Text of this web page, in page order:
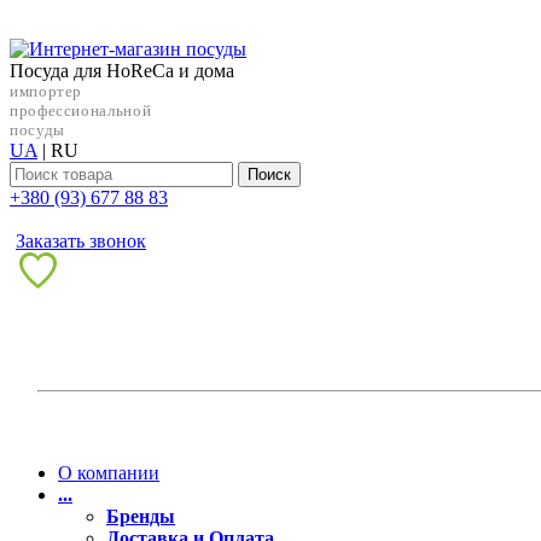
Посуда для HoReCa и дома
импортер
профессиональной
посуды
UA | RU
Поиск
+38‎0 (93) 677 88 83
Заказать звонок
О компании
...
Бренды